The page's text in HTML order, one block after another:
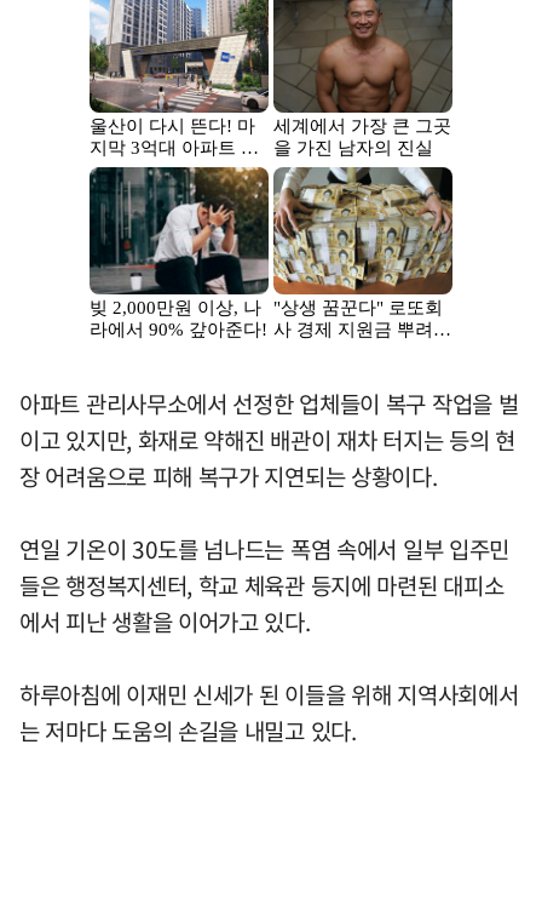
아파트 관리사무소에서 선정한 업체들이 복구 작업을 벌
이고 있지만, 화재로 약해진 배관이 재차 터지는 등의 현
장 어려움으로 피해 복구가 지연되는 상황이다.
연일 기온이 30도를 넘나드는 폭염 속에서 일부 입주민
들은 행정복지센터, 학교 체육관 등지에 마련된 대피소
에서 피난 생활을 이어가고 있다.
하루아침에 이재민 신세가 된 이들을 위해 지역사회에서
는 저마다 도움의 손길을 내밀고 있다.